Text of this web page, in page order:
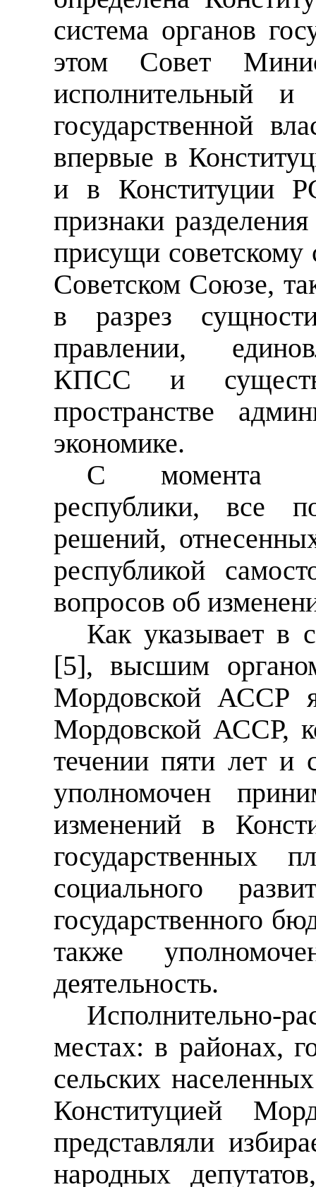
система органов
этом Совет
исполнительный и
государственной
впервые в
и в Конституции
признаки
присущи советскому
Советском Союзе,
в разрез
правлении,
КПСС и
пространстве
экономике.
С момента
республики, все
решений,
республикой
вопросов об
Как указывает в
[5], высшим
Мордовской АССР
Мордовской АССР,
течении пяти лет и
уполномочен
изменений в
государственных
социального
государственного
также
деятельность.
Исполнительно-
местах: в районах,
сельских
Конституцией
представляли
народных